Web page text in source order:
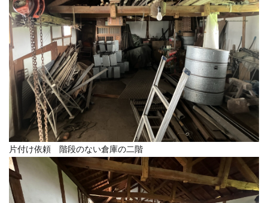
片付け依頼 階段のない倉庫の二階